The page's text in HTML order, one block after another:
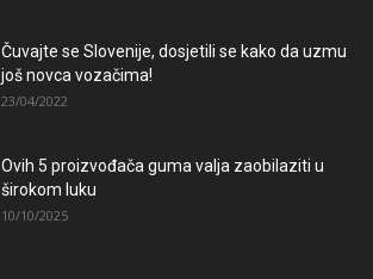
Čuvajte se Slovenije, dosjetili se kako da uzmu
još novca vozačima!
23/04/2022
Ovih 5 proizvođača guma valja zaobilaziti u
širokom luku
10/10/2025